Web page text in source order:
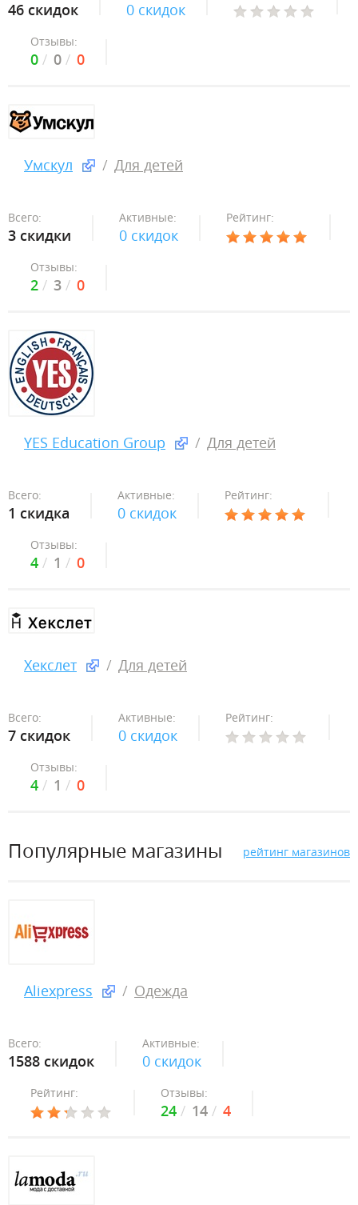
46 скидок 0 скидок
Отзывы:
0 0 0
Умскул Для детей
Всего:
3 скидки
Активные:
0 скидок
Рейтинг:
Отзывы:
2 3 0
YES Education Group Для детей
Всего:
1 скидка
Активные:
0 скидок
Рейтинг:
Отзывы:
4 1 0
Хекслет Для детей
Всего:
7 скидок
Активные:
0 скидок
Рейтинг:
Отзывы:
4 1 0
Популярные магазины рейтинг магазинов
Aliexpress Одежда
Всего:
1588 скидок
Активные:
0 скидок
Рейтинг: Отзывы:
24 14 4